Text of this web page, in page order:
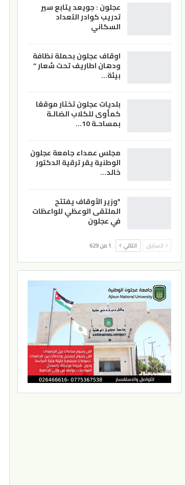
عجلون : جويعد يتابع سير
تدريب كوادر التعداد
السكاني
اوقاف عجلون بحملة نظافة
ودهان اطاريف تحت شعار ”
بيئة…
بلديات عجلون تختار موقعًا
كمأوى للكلاب الضالـة
بمساحـة 10…
مجلس عمداء جامعة عجلون
الوطنية يقر ترقية الدكتور
خالد…
*وزير الأوقاف يفتتح
الملتقى الوعظي للواعظات
في عجلون
السابق التالي 1 من 629